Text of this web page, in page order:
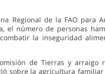
Regional de la FAO para
número de personas
la inseguridad
de Tierras y
sobre la agricultura